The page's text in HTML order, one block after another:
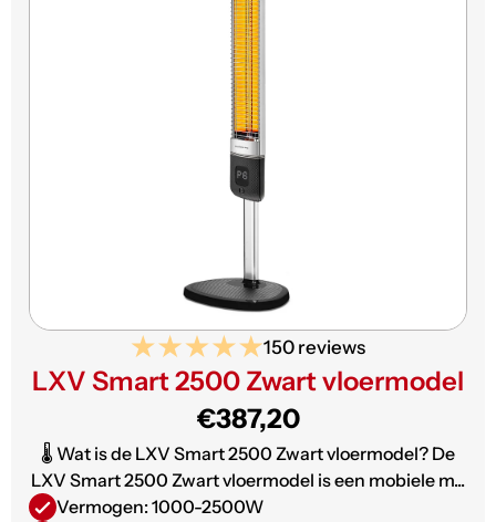
150 reviews
LXV Smart 2500 Zwart vloermodel
€387,20
🌡️ Wat is de LXV Smart 2500 Zwart vloermodel? De
LXV Smart 2500 Zwart vloermodel is een mobiele m...
Vermogen: 1000-2500W